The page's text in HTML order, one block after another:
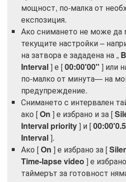
мощност, по-малка от
експозиция.
Ако снимането не може да
текущите настройки –
на затвора е зададена на „
Interval] е [00:00'00" ] или
по-малко от минута— на
предупреждение.
Снимането с интервален
ако [On ] е избрано и за [
Interval priority] и [
Interval].
Ако [On ] е избрано за [
Time-lapse video ] е
таймерът за готовност